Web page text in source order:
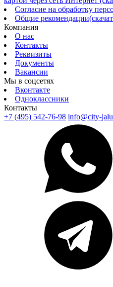
Согласие на обработку
Общие
Компания
О нас
Контакты
Реквизиты
Документы
Вакансии
Мы в соцсетях
Вконтакте
Одноклассники
Контакты
+7 (495) 542-76-98 info@city-